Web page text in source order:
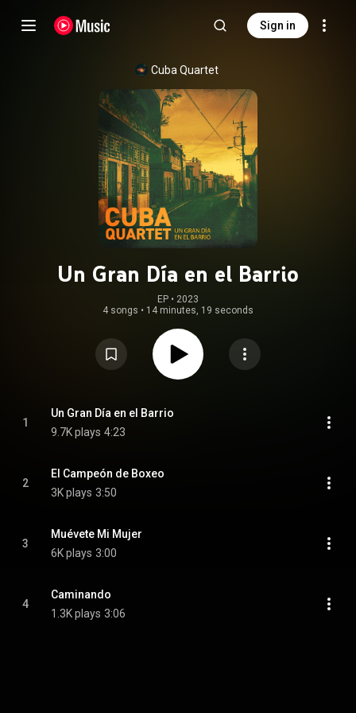
Sign in
Cuba Quartet
Un Gran Día en el Barrio
EP • 2023
4 songs • 14 minutes, 19 seconds
1
Un Gran Día en el Barrio
9.7K plays 4:23
2
El Campeón de Boxeo
3K plays 3:50
3
Muévete Mi Mujer
6K plays 3:00
4
Caminando
1.3K plays 3:06